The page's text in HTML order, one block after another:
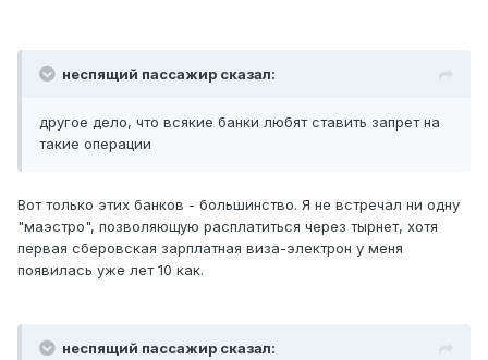
неспящий пассажир сказал:
другое дело, что всякие банки любят ставить запрет на
такие операции
Вот только этих банков - большинство. Я не встречал ни одну
"маэстро", позволяющую расплатиться через тырнет, хотя
первая сберовская зарплатная виза-электрон у меня
появилась уже лет 10 как.
неспящий пассажир сказал: